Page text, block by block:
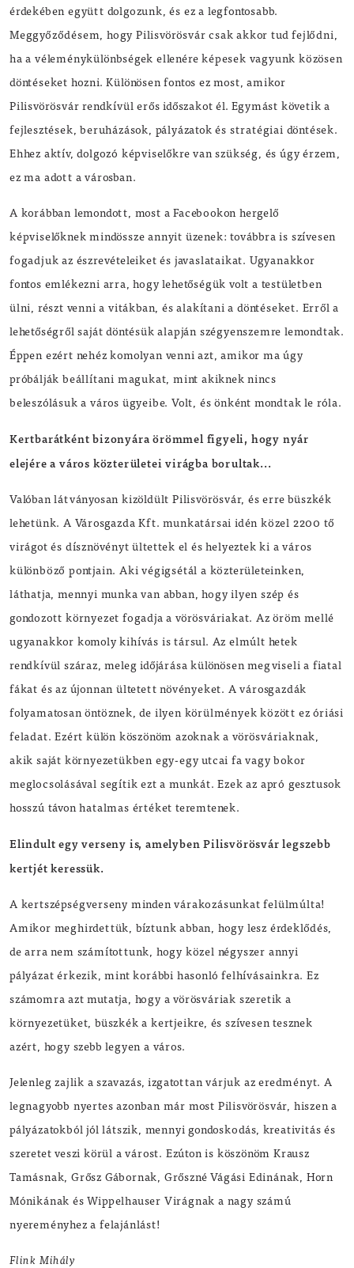
érdekében együtt dolgozunk, és ez a legfontosabb.
Meggyőződésem, hogy Pilisvörösvár csak akkor tud fejlődni,
ha a véleménykülönbségek ellenére képesek vagyunk közösen
döntéseket hozni. Különösen fontos ez most, amikor
Pilisvörösvár rendkívül erős időszakot él. Egymást követik a
fejlesztések, beruházások, pályázatok és stratégiai döntések.
Ehhez aktív, dolgozó képviselőkre van szükség, és úgy érzem,
ez ma adott a városban.
A korábban lemondott, most a Facebookon hergelő
képviselőknek mindössze annyit üzenek: továbbra is szívesen
fogadjuk az észrevételeiket és javaslataikat. Ugyanakkor
fontos emlékezni arra, hogy lehetőségük volt a testületben
ülni, részt venni a vitákban, és alakítani a döntéseket. Erről a
lehetőségről saját döntésük alapján szégyenszemre lemondtak.
Éppen ezért nehéz komolyan venni azt, amikor ma úgy
próbálják beállítani magukat, mint akiknek nincs
beleszólásuk a város ügyeibe. Volt, és önként mondtak le róla.
Kertbarátként bizonyára örömmel figyeli, hogy nyár
elejére a város közterületei virágba borultak...
Valóban látványosan kizöldült Pilisvörösvár, és erre büszkék
lehetünk. A Városgazda Kft. munkatársai idén közel 2200 tő
virágot és dísznövényt ültettek el és helyeztek ki a város
különböző pontjain. Aki végigsétál a közterületeinken,
láthatja, mennyi munka van abban, hogy ilyen szép és
gondozott környezet fogadja a vörösváriakat. Az öröm mellé
ugyanakkor komoly kihívás is társul. Az elmúlt hetek
rendkívül száraz, meleg időjárása különösen megviseli a fiatal
fákat és az újonnan ültetett növényeket. A városgazdák
folyamatosan öntöznek, de ilyen körülmények között ez óriási
feladat. Ezért külön köszönöm azoknak a vörösváriaknak,
akik saját környezetükben egy-egy utcai fa vagy bokor
meglocsolásával segítik ezt a munkát. Ezek az apró gesztusok
hosszú távon hatalmas értéket teremtenek.
Elindult egy verseny is, amelyben Pilisvörösvár legszebb
kertjét keressük.
A kertszépségverseny minden várakozásunkat felülmúlta!
Amikor meghirdettük, bíztunk abban, hogy lesz érdeklődés,
de arra nem számítottunk, hogy közel négyszer annyi
pályázat érkezik, mint korábbi hasonló felhívásainkra. Ez
számomra azt mutatja, hogy a vörösváriak szeretik a
környezetüket, büszkék a kertjeikre, és szívesen tesznek
azért, hogy szebb legyen a város.
Jelenleg zajlik a szavazás, izgatottan várjuk az eredményt. A
legnagyobb nyertes azonban már most Pilisvörösvár, hiszen a
pályázatokból jól látszik, mennyi gondoskodás, kreativitás és
szeretet veszi körül a várost. Ezúton is köszönöm Krausz
Tamásnak, Grősz Gábornak, Grőszné Vágási Edinának, Horn
Mónikának és Wippelhauser Virágnak a nagy számú
nyereményhez a felajánlást!
Flink Mihály